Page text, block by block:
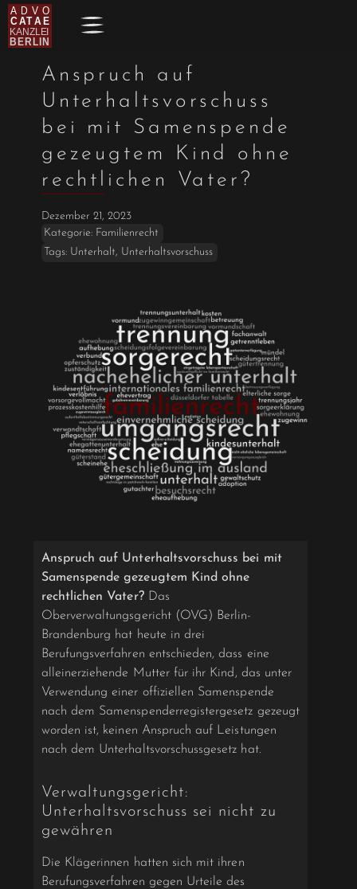
Anspruch auf
Unterhaltsvorschuss
bei mit Samenspende
gezeugtem Kind ohne
rechtlichen Vater?
Dezember 21, 2023
Kategorie: Familienrecht
Tags: Unterhalt, Unterhaltsvorschuss
Anspruch auf Unterhaltsvorschuss bei mit
Samenspende gezeugtem Kind ohne
rechtlichen Vater?Das
Oberverwaltungsgericht (OVG) Berlin-
Brandenburg hat heute in drei
Berufungsverfahren entschieden, dass eine
alleinerziehende Mutter für ihr Kind, das unter
Verwendung einer offiziellen Samenspende
nach dem Samenspenderregistergesetz gezeugt
worden ist, keinen Anspruch auf Leistungen
nach dem Unterhaltsvorschussgesetz hat.
Verwaltungsgericht:
Unterhaltsvorschuss sei nicht zu
gewähren
Die Klägerinnen hatten sich mit ihren
Berufungsverfahren gegen Urteile des